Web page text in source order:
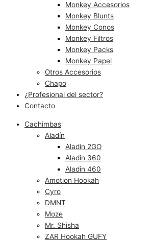
Monkey Accesorios
Monkey Blunts
Monkey Conos
Monkey Filtros
Monkey Packs
Monkey Papel
Otros Accesorios
Chapo
¿Profesional del sector?
Contacto
Cachimbas
Aladín
Aladin 2GO
Aladin 360
Aladin 460
Amotion Hookah
Cyro
DMNT
Moze
Mr. Shisha
ZAR Hookah GUFY